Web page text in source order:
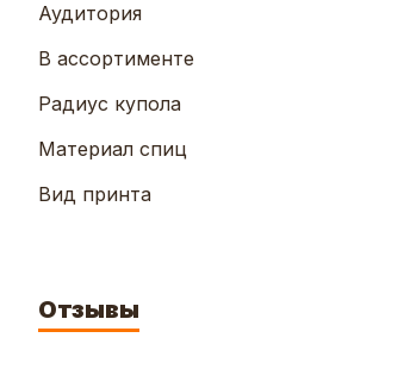
Аудитория
В ассортименте
Радиус купола
Материал спиц
Вид принта
Отзывы